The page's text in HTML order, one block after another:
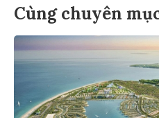
Cùng chuyên